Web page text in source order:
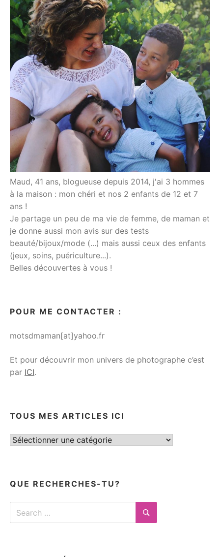
Maud, 41 ans, blogueuse depuis 2014, j'ai 3 hommes
à la maison : mon chéri et nos 2 enfants de 12 et 7
ans !
Je partage un peu de ma vie de femme, de maman et
je donne aussi mon avis sur des tests
beauté/bijoux/mode (...) mais aussi ceux des enfants
(jeux, soins, puériculture...).
Belles découvertes à vous !
POUR ME CONTACTER :
motsdmaman[at]yahoo.fr
Et pour découvrir mon univers de photographe c’est
par ICI.
TOUS MES ARTICLES ICI
Tous
QUE RECHERCHES-TU?
Search
for:
Search